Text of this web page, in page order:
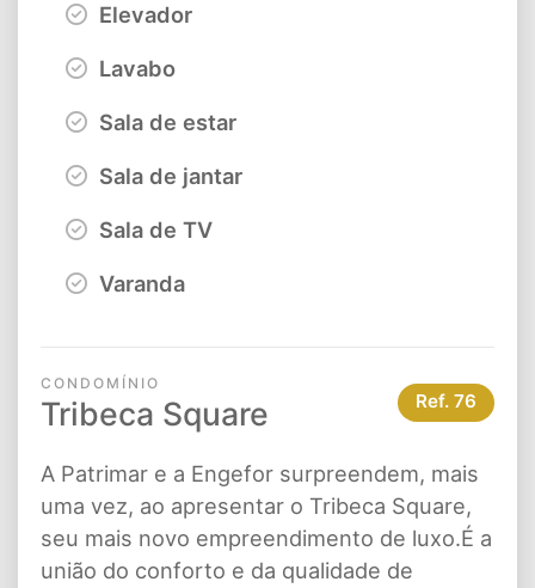
Elevador
Lavabo
Sala de estar
Sala de jantar
Sala de TV
Varanda
CONDOMÍNIO
Tribeca Square Ref. 76
A Patrimar e a Engefor surpreendem, mais
uma vez, ao apresentar o Tribeca Square,
seu mais novo empreendimento de luxo.É a
união do conforto e da qualidade de